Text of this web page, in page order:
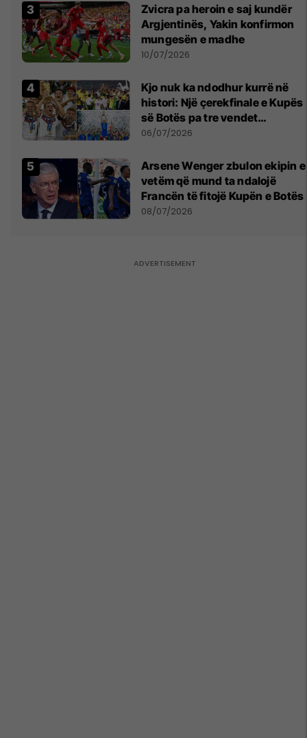
Zvicra pa heroin e saj kundër
Argjentinës, Yakin konfirmon
mungesën e madhe
10/07/2026
Kjo nuk ka ndodhur kurrë në
histori: Një çerekfinale e Kupës
së Botës pa tre vendet
legjendare të futbollit
06/07/2026
Arsene Wenger zbulon ekipin e
vetëm që mund ta ndalojë
Francën të fitojë Kupën e Botës
08/07/2026